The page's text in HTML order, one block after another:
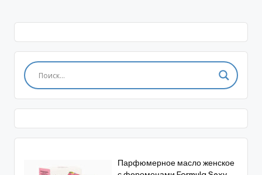
Парфюмерное масло женское